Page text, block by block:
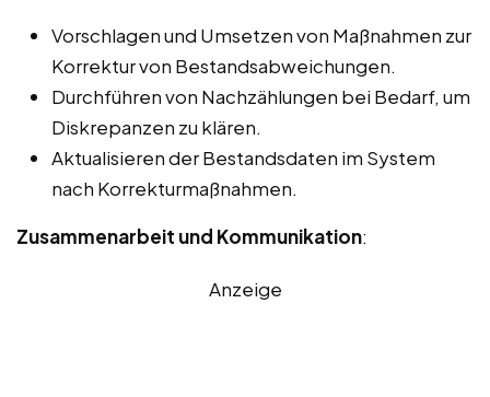
Vorschlagen und Umsetzen von Maßnahmen zur
Korrektur von Bestandsabweichungen.
Durchführen von Nachzählungen bei Bedarf, um
Diskrepanzen zu klären.
Aktualisieren der Bestandsdaten im System
nach Korrekturmaßnahmen.
Zusammenarbeit und Kommunikation:
Anzeige